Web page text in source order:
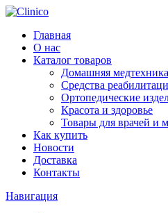
Главная
О нас
Каталог товаров
Домашняя медтехника
Средства
Ортопедические
Красота и здоровье
Товары для врачей и
Как купить
Новости
Доставка
Контакты
Навигация